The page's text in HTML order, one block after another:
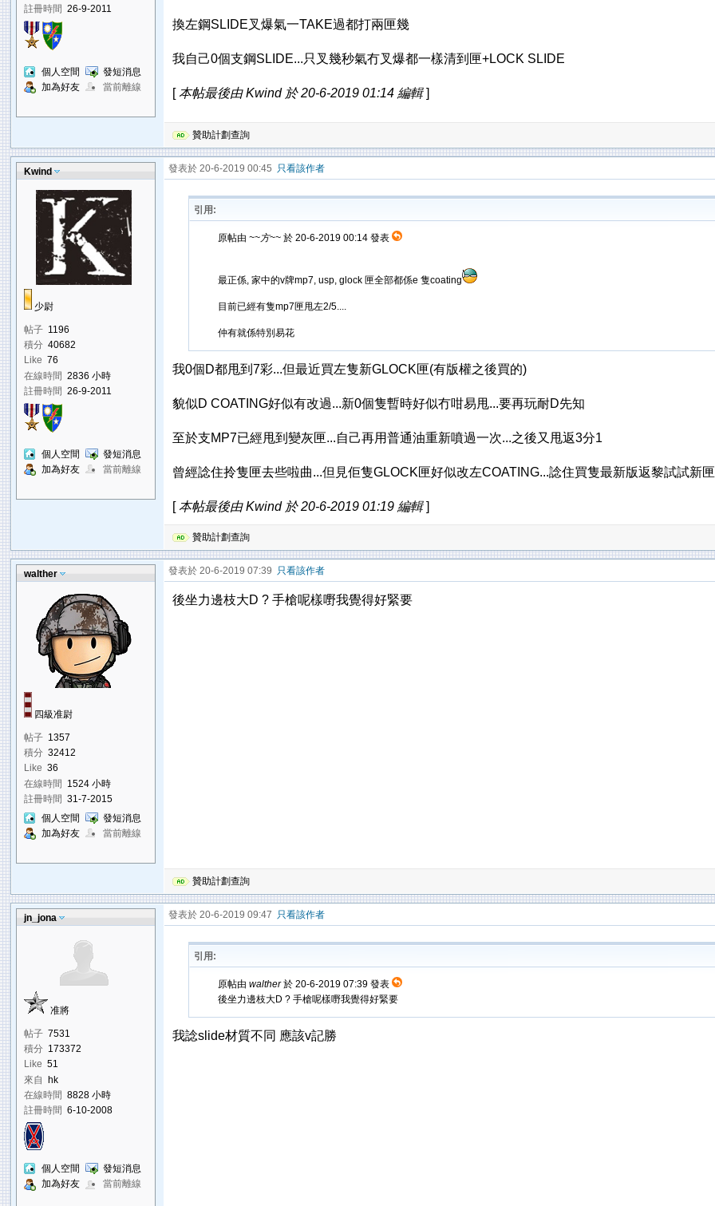
註冊時間 26-9-2011
個人空間
發短消息
加為好友
當前離線
換左鋼SLIDE叉爆氣一TAKE過都打兩匣幾
我自己0個支鋼SLIDE...只叉幾秒氣冇叉爆都一樣清到匣+LOCK SLIDE
[本帖最後由 Kwind 於 20-6-2019 01:14 編輯]
贊助計劃查詢
Kwind
少尉
帖子 1196
積分 40682
Like 76
在線時間 2836 小時
註冊時間 26-9-2011
個人空間
發短消息
加為好友
當前離線
發表於 20-6-2019 00:45 只看該作者
引用:
原帖由~~方~~ 於 20-6-2019 00:14 發表
最正係, 家中的v牌mp7, usp, glock 匣全部都係e 隻coating
目前已經有隻mp7匣甩左2/5....
仲有就係特別易花
我0個D都甩到7彩...但最近買左隻新GLOCK匣(有版權之後買的)
貌似D COATING好似有改過...新0個隻暫時好似冇咁易甩...要再玩耐D先知
至於支MP7已經甩到變灰匣...自己再用普通油重新噴過一次...之後又甩返3分1
曾經諗住拎隻匣去些啦曲...但見佢隻GLOCK匣好似改左COATING...諗住買隻最新版返黎試試新
[本帖最後由 Kwind 於 20-6-2019 01:19 編輯]
贊助計劃查詢
walther
四級准尉
帖子 1357
積分 32412
Like 36
在線時間 1524 小時
註冊時間 31-7-2015
個人空間
發短消息
加為好友
當前離線
發表於 20-6-2019 07:39 只看該作者
後坐力邊枝大D ? 手槍呢樣嘢我覺得好緊要
贊助計劃查詢
jn_jona
准將
帖子 7531
積分 173372
Like 51
來自
hk
在線時間 8828 小時
註冊時間
6-10-2008
個人空間
發短消息
加為好友
當前離線
發表於 20-6-2019 09:47 只看該作者
引用:
原帖由walther於 20-6-2019 07:39 發表
後坐力邊枝大D ? 手槍呢樣嘢我覺得好緊要
我諗slide材質不同 應該v記勝